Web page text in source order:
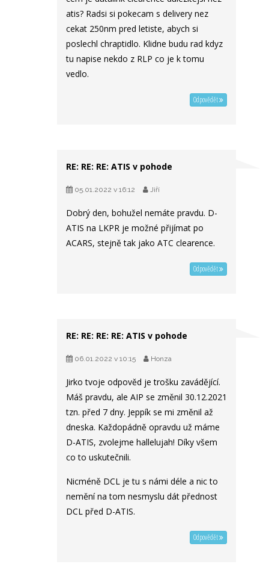
atis? Radsi si pokecam s delivery nez
cekat 250nm pred letiste, abych si
poslechl chraptidlo. Klidne budu rad kdyz
tu napise nekdo z RLP co je k tomu
vedlo.
Odpovědět
RE: RE: RE: ATIS v pohode
05.01.2022 v 16:12 Jiří
Dobrý den, bohužel nemáte pravdu. D-
ATIS na LKPR je možné přijímat po
ACARS, stejně tak jako ATC clearence.
Odpovědět
RE: RE: RE: RE: ATIS v pohode
06.01.2022 v 10:15 Honza
Jirko tvoje odpověd je trošku zavádějící.
Máš pravdu, ale AIP se změnil 30.12.2021
tzn. před 7 dny. Jeppík se mi změnil až
dneska. Každopádně opravdu už máme
D-ATIS, zvolejme hallelujah! Díky všem
co to uskutečnili.
Nicméně DCL je tu s námi déle a nic to
nemění na tom nesmyslu dát přednost
DCL před D-ATIS.
Odpovědět